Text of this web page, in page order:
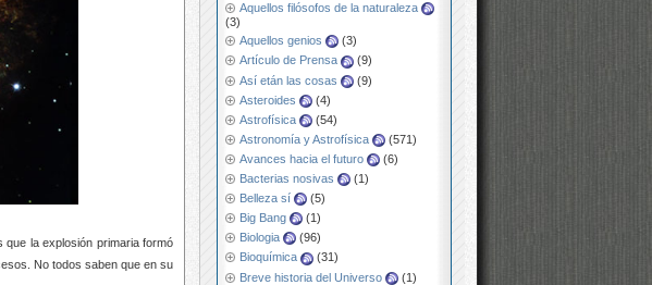
Aquellos filósofos de la naturaleza
(3)
Aquellos genios
(3)
Artículo de Prensa
(9)
Así etán las cosas
(9)
Asteroides
(4)
Astrofísica
(54)
Astronomía y Astrofísica
(571)
Avances hacia el futuro
(6)
Bacterias nosivas
(1)
Belleza sí
(5)
Big Bang
(1)
Biologia
(96)
Bioquímica
(31)
Breve historia del Universo
(1)
que la explosión primaria formó
No todos saben que en su